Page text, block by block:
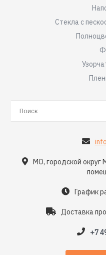
Стекла с
МО, городской округ
График
Доставка
+7